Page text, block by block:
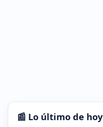
📰 Lo último de hoy